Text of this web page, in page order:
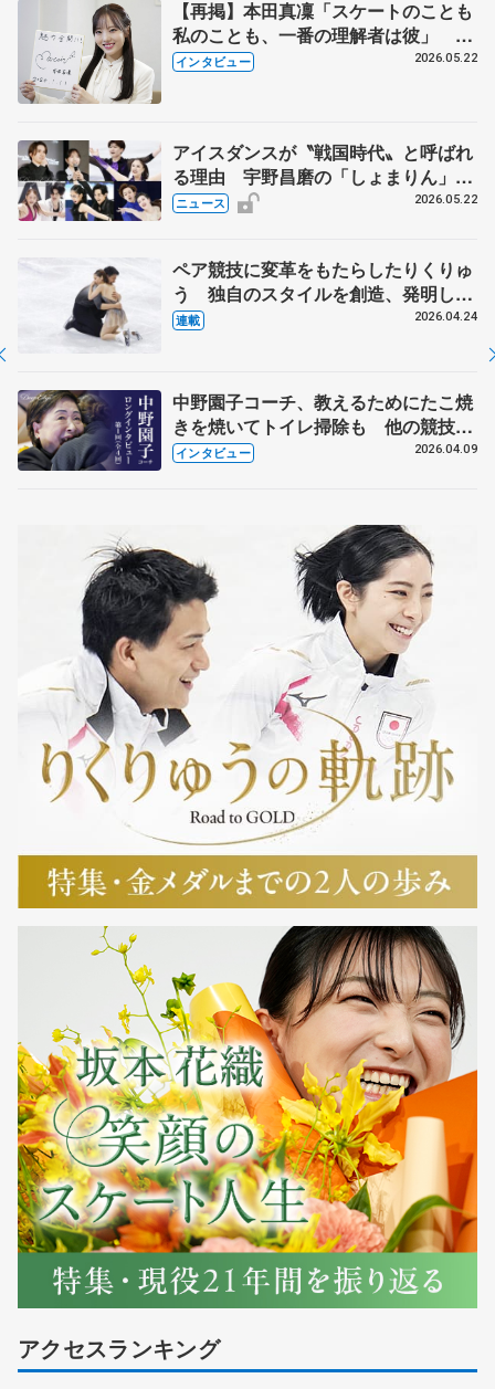
【再掲】本田真凜「スケートのことも
私のことも、一番の理解者は彼」 引
退時の単独インタビューで語った競技
インタビュー 2026.05.22
アイスダンスが〝戦国時代〟と呼ばれ
る理由 宇野昌磨の「しょまりん」ら
実力者が相次いで参戦 国内の競争激
ニュース 2026.05.22
ペア競技に変革をもたらしたりくりゅ
う 独自のスタイルを創造、発明した
【引退発表後②】
連載 2026.04.24
中野園子コーチ、教えるためにたこ焼
きを焼いてトイレ掃除も 他の競技に
も通用するという坂本花織の筋肉
インタビュー 2026.04.09
アクセスランキング